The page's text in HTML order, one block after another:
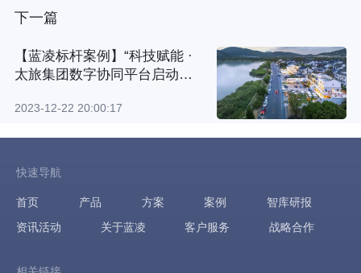
下一篇
【蓝凌标杆案例】“科技赋能 ·
太旅集团数字协同平台启动
2023-12-22 20:00:17
快速导航
首页 产品 方案 案例
智库研报
资讯活动
关于蓝凌 客户服务 战略合作